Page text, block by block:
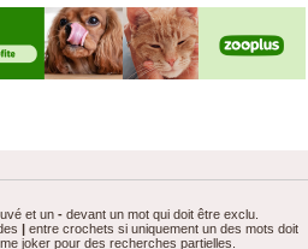
et un - devant un mot qui doit être exclu.
| entre crochets si uniquement un des mots doit
joker pour des recherches partielles.